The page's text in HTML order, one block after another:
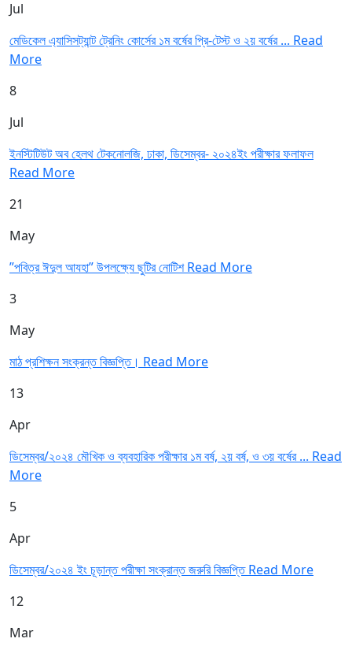
Jul
মেডিকেল এ্যাসিসট্যান্ট ট্রেনিং কোর্সের ১ম বর্ষের প্রি-টেস্ট ও ২য় বর্ষের ... Read
More
8
Jul
ইনস্টিটিউট অব হেলথ টেকনোলজি, ঢাকা, ডিসেম্বর- ২০২৪ইং পরীক্ষার ফলাফল
Read More
21
May
”পবিত্র ঈদুল আযহা” উপলক্ষ্যে ছুটির নোটিশRead More
3
May
মাঠ প্রশিক্ষন সংক্রন্ত বিজ্ঞপ্তি। Read More
13
Apr
ডিসেম্বর/২০২৪ মৌখিক ও ব্যবহারিক পরীক্ষার ১ম বর্ষ, ২য় বর্ষ, ও ৩য় বর্ষের ... Read
More
5
Apr
ডিসেম্বর/২০২৪ ইং চূড়ান্ত পরীক্ষা সংক্রান্ত জরুরি বিজ্ঞপ্তিRead More
12
Mar